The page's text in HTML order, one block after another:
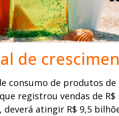
de
consumo de produtos
registrou vendas de R$
, deverá atingir R$ 9,5